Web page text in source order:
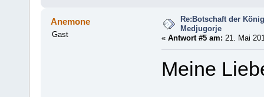
Anemone
Gast
Re:Botschaft der
Medjugorje
« Antwort #5 am: 21. Mai
Meine